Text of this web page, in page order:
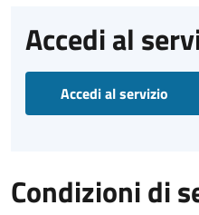
Accedi al
Accedi al servizio
Condizioni di